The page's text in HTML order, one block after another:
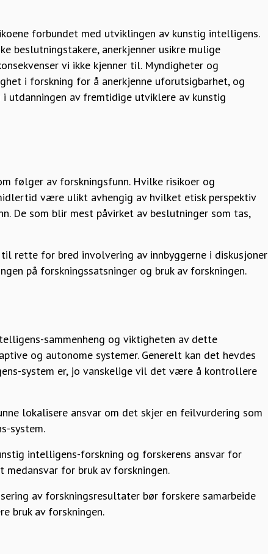
forbundet med utviklingen av kunstig intelligens.
beslutningstakere, anerkjenner usikre mulige
vi ikke kjenner til. Myndigheter og
i forskning for å anerkjenne uforutsigbarhet, og
utdanningen av fremtidige utviklere av kunstig
følger av forskningsfunn. Hvilke risikoer og
være ulikt avhengig av hvilket etisk perspektiv
De som blir mest påvirket av beslutninger som tas,
rette for bred involvering av innbyggerne i diskusjoner
på forskningssatsninger og bruk av forskningen.
sammenheng og viktigheten av dette
og autonome systemer. Generelt kan det hevdes
system er, jo vanskelige vil det være å kontrollere
lokalisere ansvar om det skjer en feilvurdering som
system.
intelligens-forskning og forskerens ansvar for
for bruk av forskningen.
av forskningsresultater bør forskere samarbeide
bruk av forskningen.